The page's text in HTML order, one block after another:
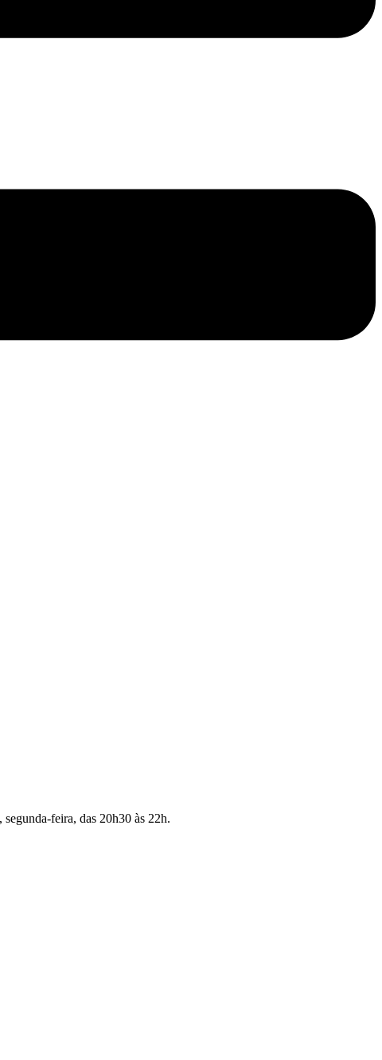
feira, das 20h30 às 22h.